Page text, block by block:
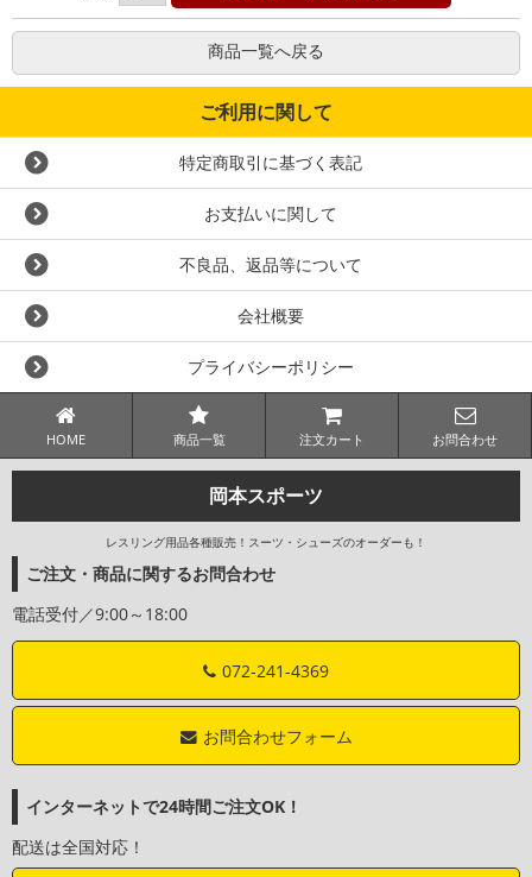
商品一覧へ戻る
ご利用に関して
特定商取引に基づく表記
お支払いに関して
不良品、返品等について
会社概要
プライバシーポリシー
HOME 商品一覧 注文カート お問合わせ
岡本スポーツ
レスリング用品各種販売！スーツ・シューズのオーダーも！
ご注文・商品に関するお問合わせ
電話受付／9:00～18:00
072-241-4369
お問合わせフォーム
インターネットで24時間ご注文OK！
配送は全国対応！